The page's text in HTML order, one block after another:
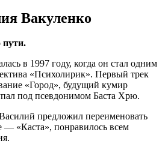
Вакуленко
пути.
в 1997 году, когда он стал одним
«Психолирик». Первый трек
«Город», будущий кумир
под псевдонимом Баста Хрю.
предложил переименовать
— «Каста», понравилось всем